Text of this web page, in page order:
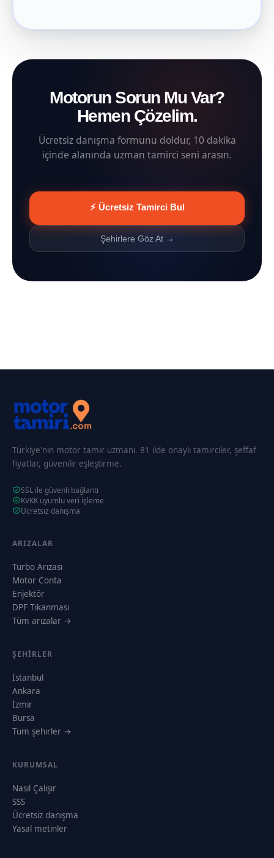
Motorun Sorun Mu Var?
Hemen Çözelim.
Ücretsiz danışma formunu doldur, 10 dakika
içinde alanında uzman tamirci seni arasın.
⚡ Ücretsiz Tamirci Bul
Şehirlere Göz At →
Türkiye'nin motor tamir uzmanı. 81 ilde onaylı tamirciler, şeffaf
fiyatlar, güvenilir eşleştirme.
SSL ile güvenli bağlantı
KVKK uyumlu veri işleme
Ücretsiz danışma
ARIZALAR
Turbo Arızası
Motor Conta
Enjektör
DPF Tıkanması
Tüm arızalar →
ŞEHIRLER
İstanbul
Ankara
İzmir
Bursa
Tüm şehirler →
KURUMSAL
Nasıl Çalışır
SSS
Ücretsiz danışma
Yasal metinler